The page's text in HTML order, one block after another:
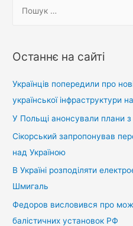
у
:
Останнє на сайті
Українців попередили про
української інфраструктури
У Польщі анонсували плани з
Сікорський запропонував
над Україною
В Україні розподіляти
Шмигаль
Федоров висловився про
балістичних установок РФ